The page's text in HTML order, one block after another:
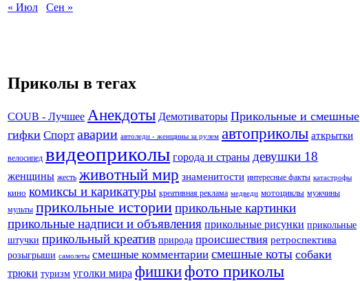
« Июл
Сен »
Приколы в тегах
COUB - Лучшее Анекдоты Демотиваторы Прикольные и смешные
гифки Спорт аварии автоледи - женщины за рулем автоприколы аткрытки
велосипед видеоприколы города и страны девушки 18
женщины жесть животный мир знаменитости интересные факты катастрофы
кино комиксы и карикатуры креативная реклама медведи мотоциклы мужчины
мульты прикольные историиприкольные картинки
прикольные надписи и объявления прикольные рисунки прикольные
штучки прикольный креатив природа происшествия ретроспектива
розыгрыши самолеты смешные комментарии смешные коты собаки
трюки туризм уголки мира фишкифото приколы